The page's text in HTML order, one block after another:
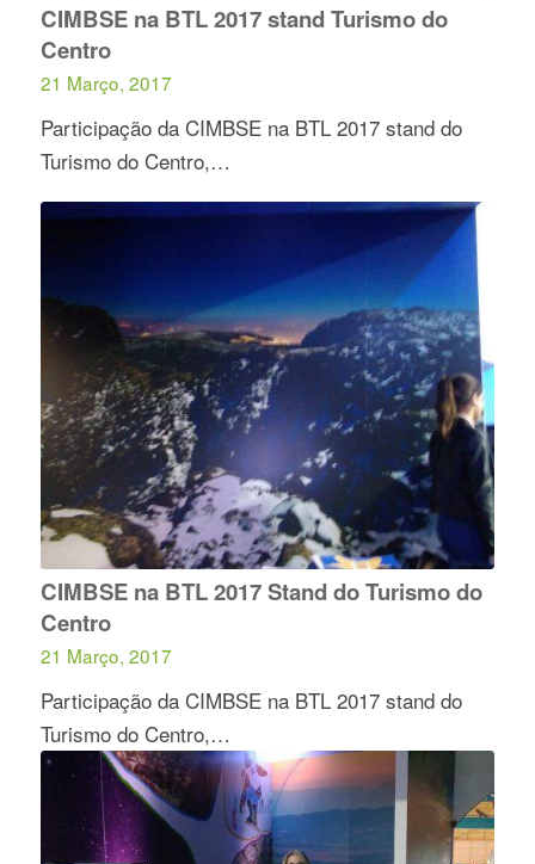
CIMBSE na BTL 2017 stand Turismo do
Centro
21 Março, 2017
Participação da CIMBSE na BTL 2017 stand do
Turismo do Centro,…
CIMBSE na BTL 2017 Stand do Turismo do
Centro
21 Março, 2017
Participação da CIMBSE na BTL 2017 stand do
Turismo do Centro,…